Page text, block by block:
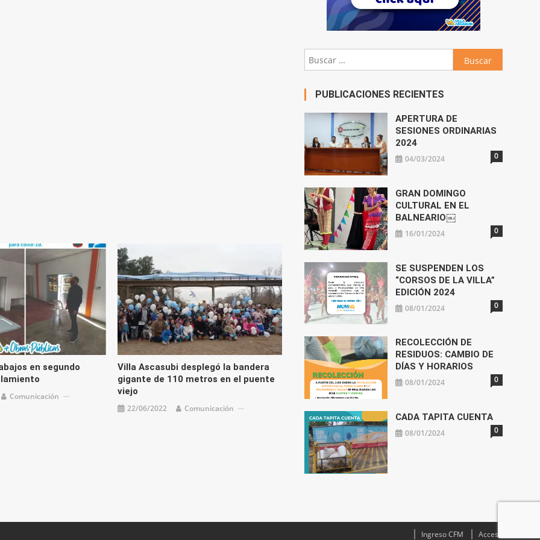
en segundo
Comunicación
Villa Ascasubi desplegó la bandera
gigante de 110 metros en el puente
viejo
22/06/2022 Comunicación
Buscar:
PUBLICACIONES RECIENTES
APERTURA DE
SESIONES ORDINARIAS
2024
04/03/2024 0
GRAN DOMINGO
CULTURAL EN EL
BALNEARIO￼
16/01/2024 0
SE SUSPENDEN LOS
“CORSOS DE LA VILLA”
EDICIÓN 2024
08/01/2024 0
RECOLECCIÓN DE
RESIDUOS: CAMBIO DE
DÍAS Y HORARIOS
08/01/2024 0
CADA TAPITA CUENTA
08/01/2024 0
Ingreso CFM Acceso